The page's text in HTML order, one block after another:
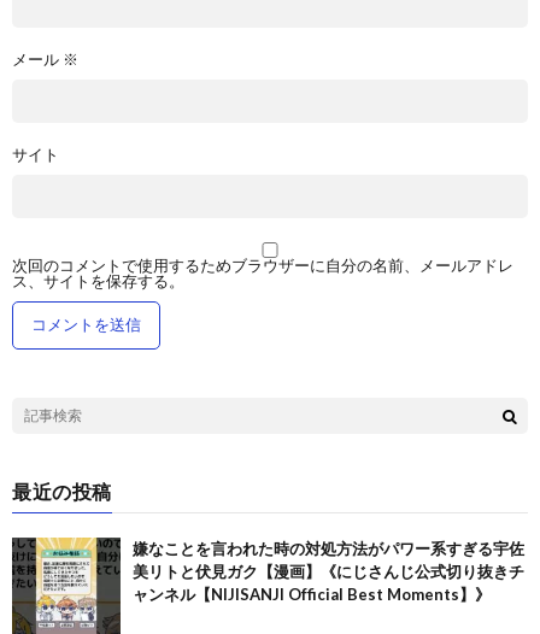
メール ※
サイト
次回のコメントで使用するためブラウザーに自分の名前、メールアドレ
ス、サイトを保存する。
最近の投稿
嫌なことを言われた時の対処方法がパワー系すぎる宇佐
美リトと伏見ガク【漫画】《にじさんじ公式切り抜きチ
ャンネル【NIJISANJI Official Best Moments】》